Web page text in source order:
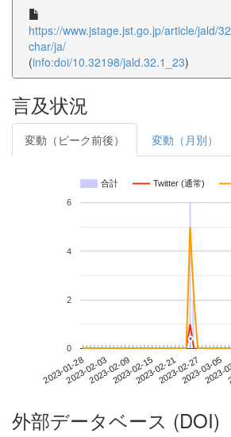
https://www.jstage.jst.go.jp/article/jald/
char/ja/
(info:doi/10.32198/jald.32.1_23)
言及状況
変動（ピーク前後） 変動（月別）
合計 Twitter (通常)
2023-01-282023-02-032023-02-092023-02-152023-02-212023-02-272023-03-05
2023-
0
2
4
6
*
*
外部データベース (DOI)